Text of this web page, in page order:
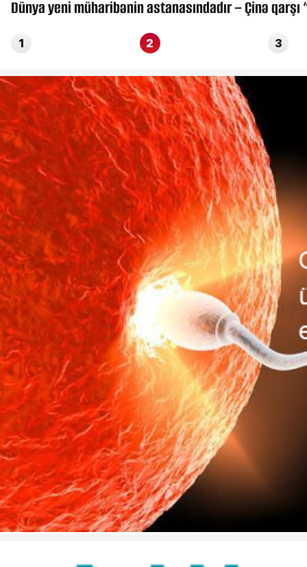
Dünya yeni müharibənin astanasındadır – Çinə
1 2 3